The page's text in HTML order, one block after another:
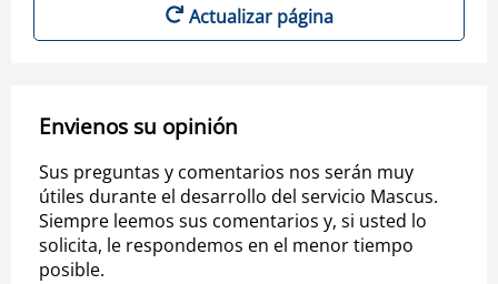
Actualizar página
Envienos su opinión
Sus preguntas y comentarios nos serán muy
útiles durante el desarrollo del servicio Mascus.
Siempre leemos sus comentarios y, si usted lo
solicita, le respondemos en el menor tiempo
posible.